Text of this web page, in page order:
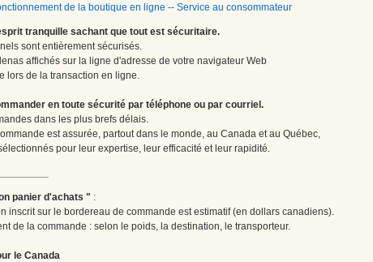
de la boutique en ligne -- Service au consommateur
tranquille sachant que tout est sécuritaire.
sont entièrement sécurisés.
affichés sur la ligne d'adresse de votre navigateur Web
lors de la transaction en ligne.
en toute sécurité par téléphone ou par courriel.
dans les plus brefs délais.
est assurée, partout dans le monde, au Canada et au Québec,
pour leur expertise, leur efficacité et leur rapidité.
panier d'achats " :
inscrit sur le bordereau de commande est estimatif (en dollars canadiens).
de la commande : selon le poids, la destination, le transporteur.
le Canada